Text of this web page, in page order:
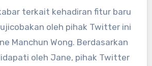
terkait kehadiran fitur baru
oleh pihak Twitter ini
Manchun Wong. Berdasarkan
oleh Jane, pihak Twitter